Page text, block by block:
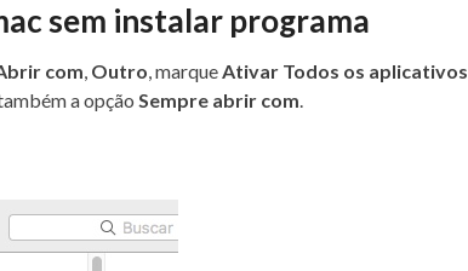
sem instalar programa
com, Outro, marqueAtivar Todos os aplicativos
a opção Sempre abrir com.